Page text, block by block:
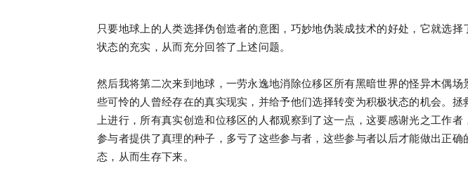
只要地球上的人类选择伪创造者的意图，巧妙地伪装成技术的好处，它就选
状态的充实，从而充分回答了上述问题。
然后我将第二次来到地球，一劳永逸地消除位移区所有黑暗世界的怪异木偶场
些可怜的人曾经存在的真实现实，并给予他们选择转变为积极状态的机会。拯
上进行，所有真实创造和位移区的人都观察到了这一点，这要感谢光之工作者
参与者提供了真理的种子，多亏了这些参与者，这些参与者以后才能做出正确
态，从而生存下来。